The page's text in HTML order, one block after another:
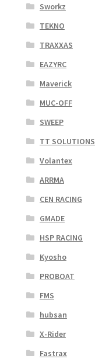
Sworkz
TEKNO
TRAXXAS
EAZYRC
Maverick
MUC-OFF
SWEEP
TT SOLUTIONS
Volantex
ARRMA
CEN RACING
GMADE
HSP RACING
Kyosho
PROBOAT
FMS
hubsan
X-Rider
Fastrax